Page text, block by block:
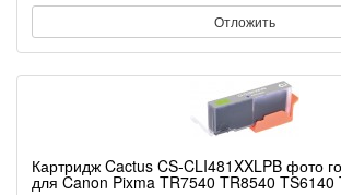
Отложить
Картридж Cactus CS-CLI481XXLPB фото
для Canon Pixma TR7540 TR8540 TS6140